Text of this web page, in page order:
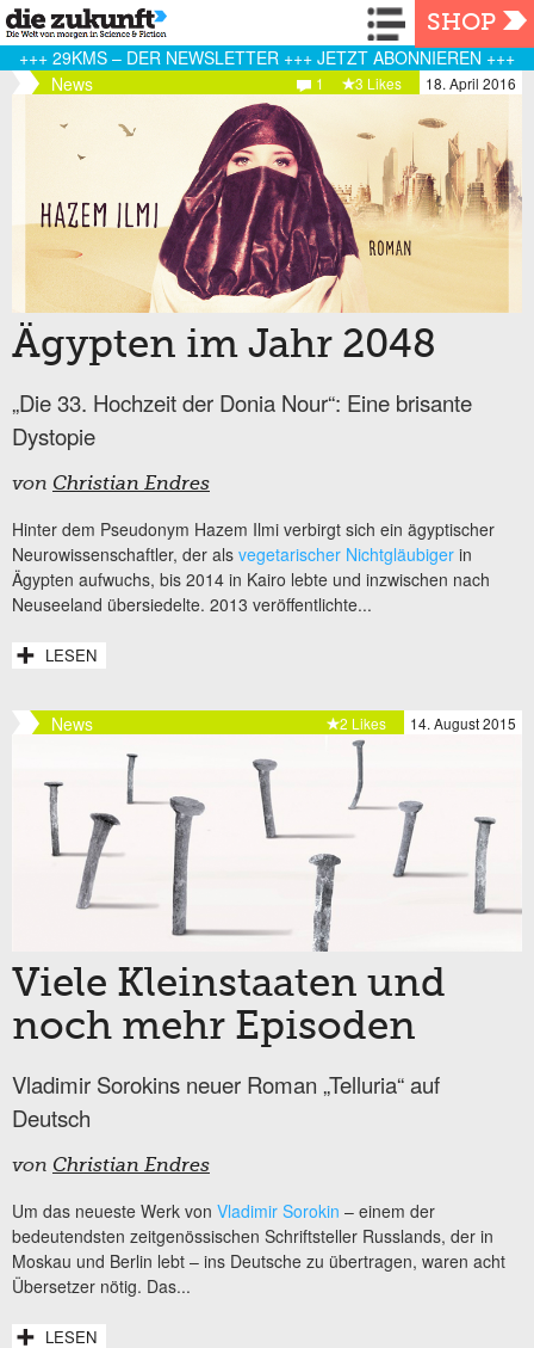
Navigation
SHOP
+++ 29KMS – DER NEWSLETTER +++ JETZT ABONNIEREN +++
News
18. April 2016
3 Likes
1
Ägypten im Jahr 2048
„Die 33. Hochzeit der Donia Nour“: Eine brisante
Dystopie
von Christian Endres
Hinter dem Pseudonym Hazem Ilmi verbirgt sich ein ägyptischer
Neurowissenschaftler, der als vegetarischer Nichtgläubiger in
Ägypten aufwuchs, bis 2014 in Kairo lebte und inzwischen nach
Neuseeland übersiedelte. 2013 veröffentlichte...
LESEN
News 14. August 2015
2 Likes
Viele Kleinstaaten und
noch mehr Episoden
Vladimir Sorokins neuer Roman „Telluria“ auf
Deutsch
von Christian Endres
Um das neueste Werk von Vladimir Sorokin – einem der
bedeutendsten zeitgenössischen Schriftsteller Russlands, der in
Moskau und Berlin lebt – ins Deutsche zu übertragen, waren acht
Übersetzer nötig. Das...
LESEN